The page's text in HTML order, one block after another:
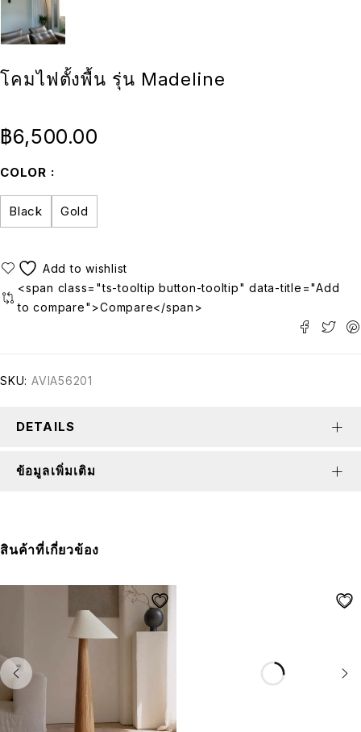
โคมไฟตั้งพื้น รุ่น Madeline
฿6,500.00
COLOR
Black Gold
<span class="ts-tooltip button-tooltip" data-title="Add
to compare">Compare</span>
SKU: AVIA56201
DETAILS
ข้อมูลเพิ่มเติม
สินค้าที่เกี่ยวข้อง